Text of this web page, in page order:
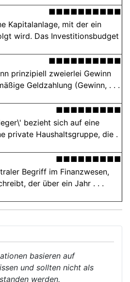
■■■■■■■■■■
Kapitalanlage, mit der ein
wird. Das Investitions­budget
■■■■■■■■■■
prinzipiell zweierlei Gewinn
Geldzahlung (Gewinn, . . .
■■■■■■■■■
bezieht sich auf eine
private Haushaltsgruppe, die .
■■■■■■■■■
Begriff im Finanzwesen,
der über ein Jahr . . .
basieren auf
und sollten nicht als
werden.